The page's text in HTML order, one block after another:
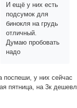
И ещё у них есть
подсумок для
бинокля на грудь
отличный.
Думаю пробовать
надо
поспеши, у них сейчас
пятница, на 3к